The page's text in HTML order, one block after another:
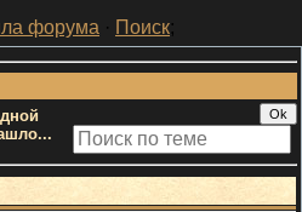
форума · Поиск;